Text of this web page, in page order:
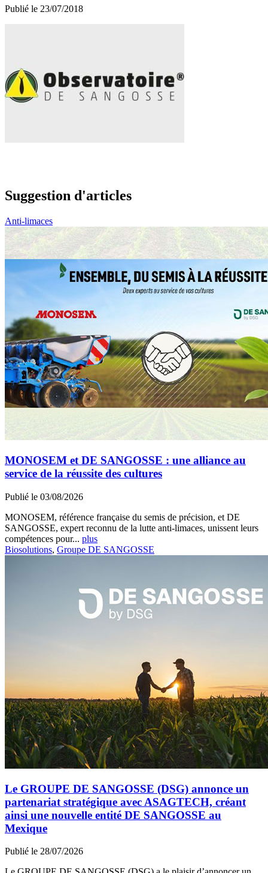
Publié le 23/07/2018
Suggestion d'articles
Anti-limaces
MONOSEM et DE SANGOSSE : une alliance au
service de la réussite des cultures
Publié le 03/08/2026
MONOSEM, référence française du semis de précision, et DE
SANGOSSE, expert reconnu de la lutte anti-limaces, unissent leurs
compétences pour... plus
Biosolutions, Groupe DE SANGOSSE
Le GROUPE DE SANGOSSE (DSG) annonce un
partenariat stratégique avec ASAGTECH, créant
ainsi une nouvelle entité DE SANGOSSE au
Mexique
Publié le 28/07/2026